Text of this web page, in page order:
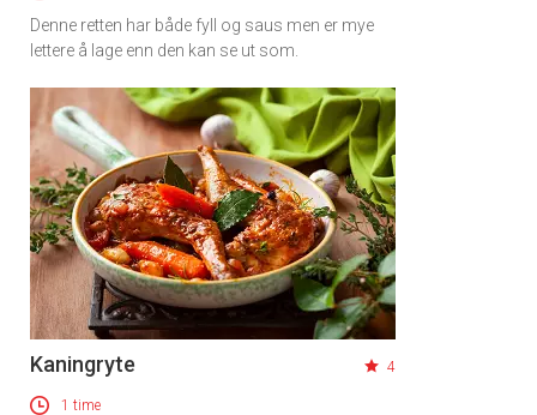
Denne retten har både fyll og saus men er mye
lettere å lage enn den kan se ut som.
Kaningryte 4
1 time